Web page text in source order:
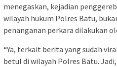
menegaskan, kejadian
wilayah hukum Polres Batu,
penanganan perkara dilakukan
“Ya, terkait berita yang sudah
betul di wilayah Polres Batu.